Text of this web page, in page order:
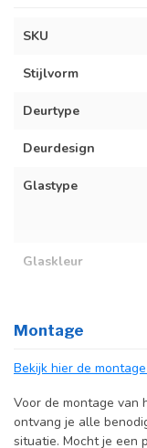
SKU
Stijlvorm
Deurtype
Deurdesign
Glastype
Glaskleur
Incl. deurgreep
Incl. systeem
Montage
Bekijk hier de
Voor de montage van
ontvang je alle
situatie. Mocht je een